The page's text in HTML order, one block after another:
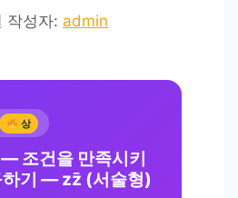
작성자: admin
상
조건을 만족시키
하기 — zz̄ (서술형)